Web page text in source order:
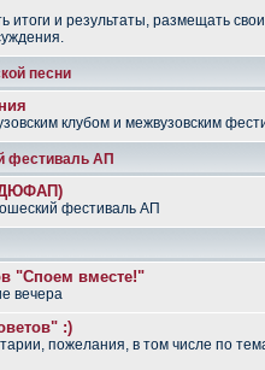
итоги и результаты, размещать
песни
клубом и межвузовским
фестиваль АП
фестиваль АП
"Споем вместе!"
вечера
:)
пожелания, в том числе по